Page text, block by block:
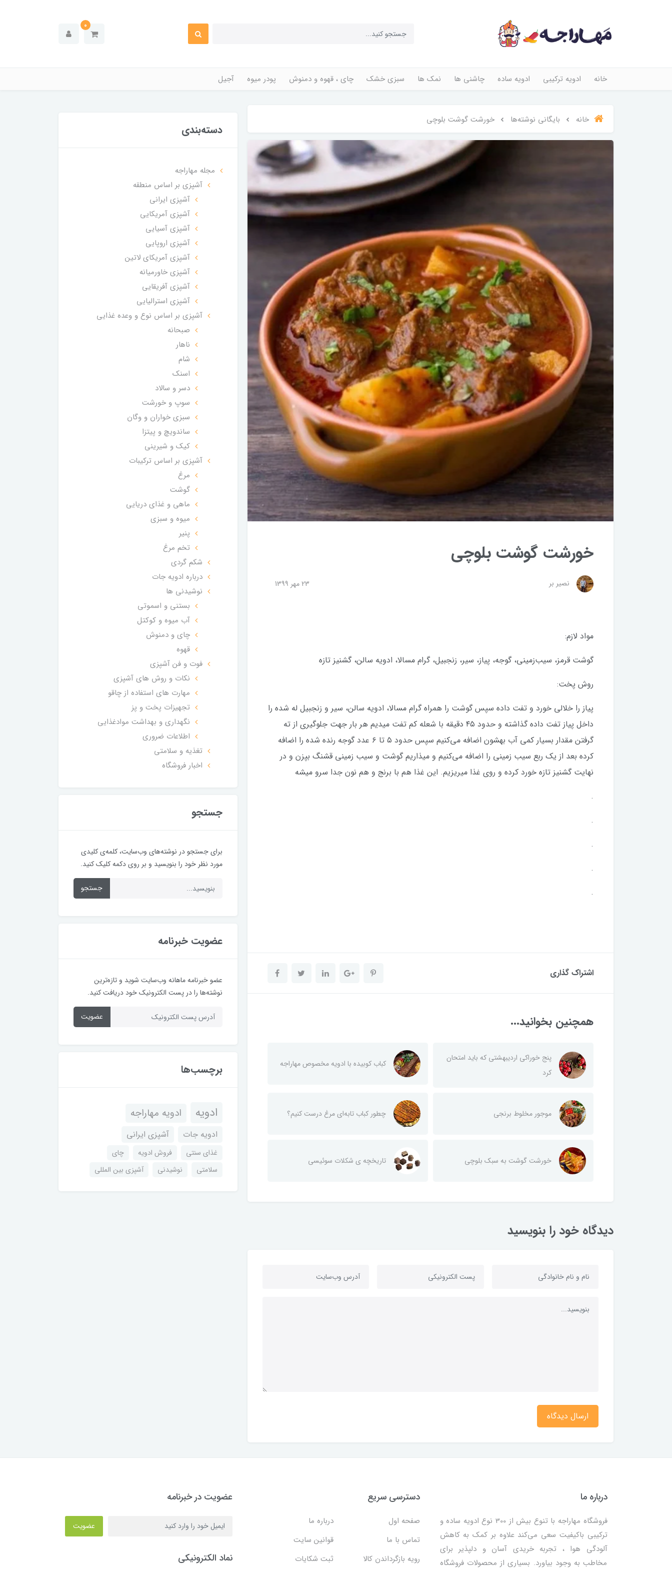
0
خانه ادویه ترکیبی ادویه ساده چاشنی ها نمک ها سبزی خشک چای ، قهوه و دمنوش پودر میوه آجیل
خانه بایگانی نوشته‌ها خورشت گوشت بلوچی
خورشت گوشت بلوچی
نصیر بر 23 مهر 1399
مواد لازم:
گوشت قرمز، سیب‌زمینی، گوجه، پیاز، سیر، زنجبیل، گرام مسالا، ادویه سالن، گشنیز تازه
روش پخت:
پیاز را خلالی خورد و تفت داده سپس گوشت را همراه گرام مسالا، ادویه سالن، سیر و زنجبیل له شده را
داخل پیاز تفت داده گذاشته و حدود ۴۵ دقیقه با شعله کم تفت میدیم هر بار جهت جلوگیری از ته
گرفتن مقدار بسیار کمی آب بهشون اضافه می‌کنیم سپس حدود ۵ تا ۶ عدد گوجه رنده شده را اضافه
کرده بعد از یک ربع سیب زمینی را اضافه می‌کنیم و میذاریم گوشت و سیب زمینی قشنگ بپزن و در
نهایت گشنیز تازه خورد کرده و روی غذا میریزیم. این غذا هم با برنج و هم نون جدا سرو میشه
.
.
.
.
.
اشتراک گذاری
همچنین بخوانید...
پنج خوراکی اردیبهشتی که باید امتحان
کرد
کباب کوبیده با ادویه مخصوص مهاراجه
موجور‌ مخلوط برنجی چطور کباب تابه‌ای مرغ درست کنیم؟
خورشت گوشت به سبک بلوچی تاریخچه ی شکلات سوئیسی
دیدگاه خود را بنویسید
ارسال دیدگاه
دسته‌بندی
مجله مهاراجه
آشپزی بر اساس منطقه
آشپزی ایرانی
آشپزی آمریکایی
آشپزی آسیایی
آشپزی اروپایی
آشپزی آمریکای لاتین
آشپزی خاورمیانه
آشپزی آفریقایی
آشپزی استرالیایی
آشپزی بر اساس نوع و وعده غذایی
صبحانه
ناهار
شام
اسنک
دسر و سالاد
سوپ و خورشت
سبزی خواران و وگان
ساندویچ و پیتزا
کیک و شیرینی
آشپزی بر اساس ترکیبات
مرغ
گوشت
ماهی و غذای دریایی
میوه و سبزی
پنیر
تخم مرغ
شکم گردی
درباره ادویه جات
نوشیدنی ها
بستنی و اسموتی
آب میوه و کوکتل
چای و دمنوش
قهوه
فوت و فن آشپزی
نکات و روش های آشپزی
مهارت های استفاده از چاقو
تجهیزات پخت و پز
نگهداری و بهداشت موادغذایی
اطلاعات ضروری
تغذیه و سلامتی
اخبار فروشگاه
جستجو
برای جستجو در نوشته‌های وب‌سایت، کلمه‌ی کلیدی
مورد نظر خود را بنویسید و بر روی دکمه کلیک کنید.
جستجو
عضویت خبرنامه
عضو خبرنامه ماهانه وب‌سایت شوید و تازه‌ترین
نوشته‌ها را در پست الکترونیک خود دریافت کنید.
عضویت
برچسب‌ها
ادویه ادویه مهاراجه
ادویه جات آشپزی ایرانی
غذای سنتی فروش ادویه
چای
سلامتی
نوشیدنی آشپزی بین المللی
درباره ما
فروشگاه مهاراجه با تنوع بیش از 300 نوع ادویه ساده و
ترکیبی باکیفیت سعی می‌کند علاوه بر کمک به کاهش
آلودگی هوا ، تجربه خریدی آسان و دلپذیر برای
مخاطب به وجود بیاورد. بسیاری از محصولات فروشگاه
دسترسی سریع
صفحه اول
درباره ما
تماس با ما
قوانین سایت
رویه بازگرداندن کالا
ثبت شکایات
عضویت در خبرنامه
عضویت
نماد الکترونیکی